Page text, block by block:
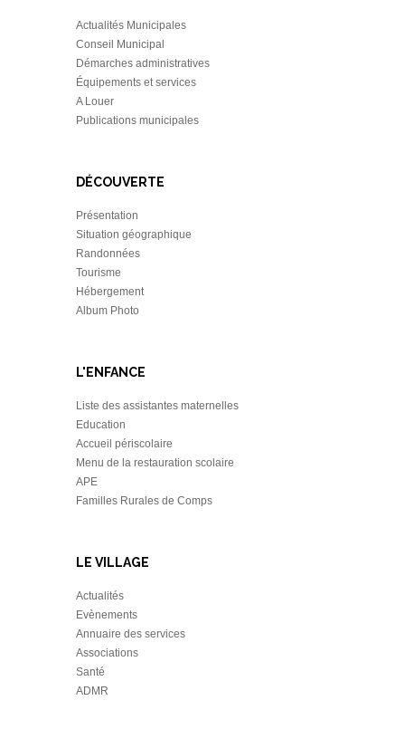
Actualités Municipales
Conseil Municipal
Démarches administratives
Équipements et services
A Louer
Publications municipales
DÉCOUVERTE
Présentation
Situation géographique
Randonnées
Tourisme
Hébergement
Album Photo
L'ENFANCE
Liste des assistantes maternelles
Education
Accueil périscolaire
Menu de la restauration scolaire
APE
Familles Rurales de Comps
LE VILLAGE
Actualités
Evènements
Annuaire des services
Associations
Santé
ADMR